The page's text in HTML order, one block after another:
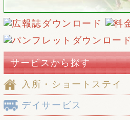
サービスから探す
入所・ショートステイ
デイサービス